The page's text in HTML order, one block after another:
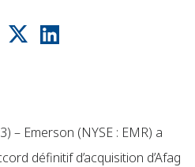
– Emerson (NYSE : EMR) a
définitif d’acquisition d’Afag